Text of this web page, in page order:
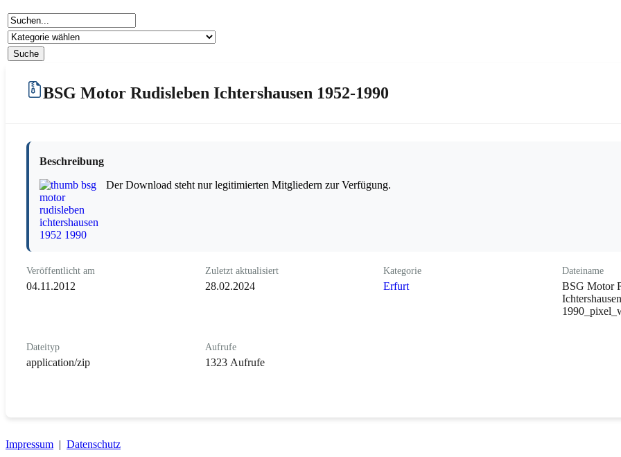
BSG Motor Rudisleben Ichtershausen 1952-1990
Beschreibung
Der Download steht nur legitimierten Mitgliedern zur Verfügung.
Veröffentlicht am
04.11.2012
Zuletzt aktualisiert
28.02.2024
Kategorie
Erfurt
Dateiname
BSG Motor
Dateityp
application/zip
Aufrufe
1323 Aufrufe
Impressum | Datenschutz